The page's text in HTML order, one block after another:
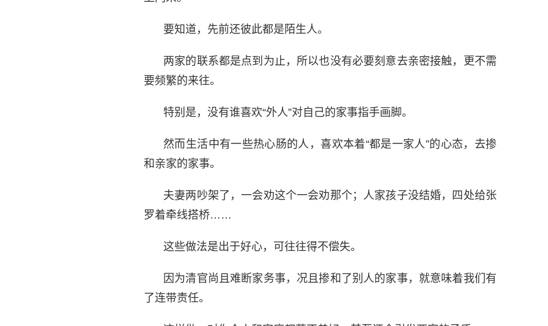
要知道，先前还彼此都是陌生人。
两家的联系都是点到为止，所以也没有必要刻意去亲密接触，更不需
要频繁的来往。
特别是，没有谁喜欢“外人”对自己的家事指手画脚。
然而生活中有一些热心肠的人，喜欢本着“都是一家人”的心态，去掺
和亲家的家事。
夫妻两吵架了，一会劝这个一会劝那个；人家孩子没结婚，四处给张
罗着牵线搭桥……
这些做法是出于好心，可往往得不偿失。
因为清官尚且难断家务事，况且掺和了别人的家事，就意味着我们有
了连带责任。